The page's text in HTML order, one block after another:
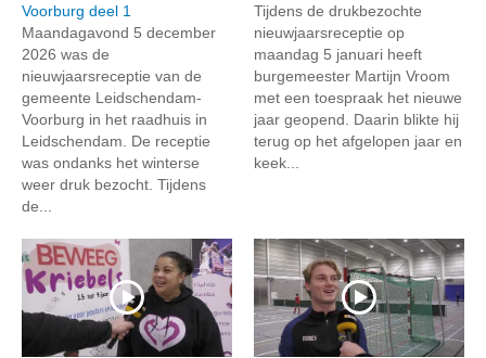
Voorburg deel 1
Maandagavond 5 december
2026 was de
nieuwjaarsreceptie van de
gemeente Leidschendam-
Voorburg in het raadhuis in
Leidschendam. De receptie
was ondanks het winterse
weer druk bezocht. Tijdens
de...
Tijdens de drukbezochte
nieuwjaarsreceptie op
maandag 5 januari heeft
burgemeester Martijn Vroom
met een toespraak het nieuwe
jaar geopend. Daarin blikte hij
terug op het afgelopen jaar en
keek...